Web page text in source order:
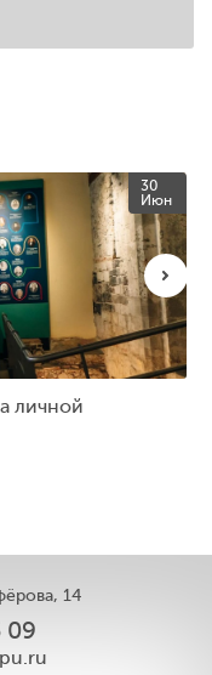
30
Июн
личной
14
09